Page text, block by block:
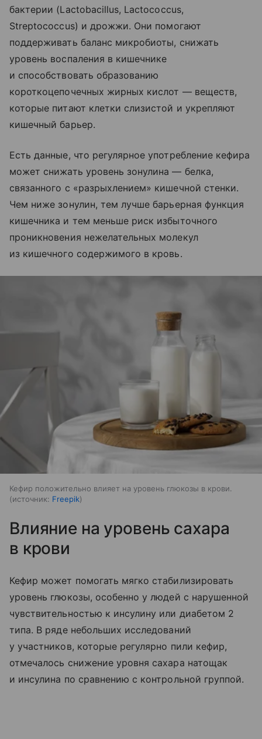
бактерии (Lactobacillus, Lactococcus,
Streptococcus) и дрожжи. Они помогают
поддерживать баланс микробиоты, снижать
уровень воспаления в кишечнике
и способствовать образованию
короткоцепочечных жирных кислот — веществ,
которые питают клетки слизистой и укрепляют
кишечный барьер.
Есть данные, что регулярное употребление кефира
может снижать уровень зонулина — белка,
связанного с «разрыхлением» кишечной стенки.
Чем ниже зонулин, тем лучше барьерная функция
кишечника и тем меньше риск избыточного
проникновения нежелательных молекул
из кишечного содержимого в кровь.
Кефир положительно влияет на уровень глюкозы в крови.
источник: Freepik
Влияние на уровень сахара
в крови
Кефир может помогать мягко стабилизировать
уровень глюкозы, особенно у людей с нарушенной
чувствительностью к инсулину или диабетом 2
типа. В ряде небольших исследований
у участников, которые регулярно пили кефир,
отмечалось снижение уровня сахара натощак
и инсулина по сравнению с контрольной группой.